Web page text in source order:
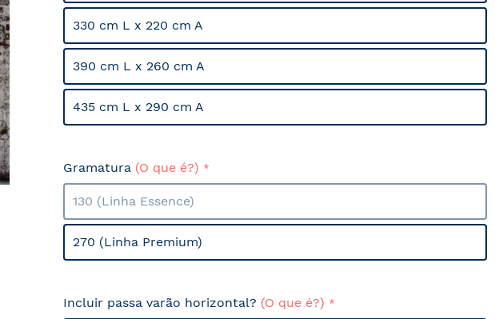
330 cm L x 220 cm A
390 cm L x 260 cm A
435 cm L x 290 cm A
Gramatura (O que é?)
130 (Linha Essence)
270 (Linha Premium)
Incluir passa varão horizontal? (O que é?)